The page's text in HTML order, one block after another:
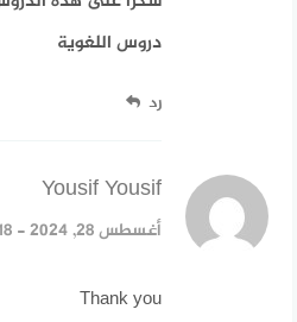
دروس اللغوية
رد
Yousif Yousif
أغسطس 28, 2024 - 10:18 م
Thank you